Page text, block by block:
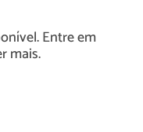
Entre em
mais.